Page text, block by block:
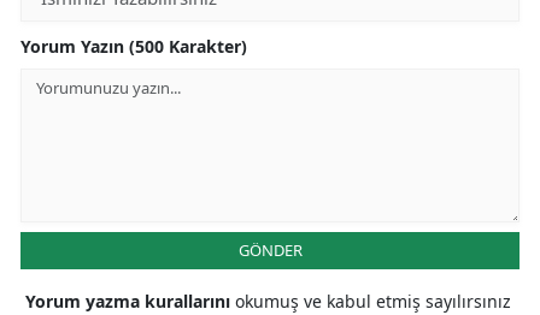
Yorum Yazın (500 Karakter)
GÖNDER
Yorum yazma kurallarını okumuş ve kabul etmiş sayılırsınız